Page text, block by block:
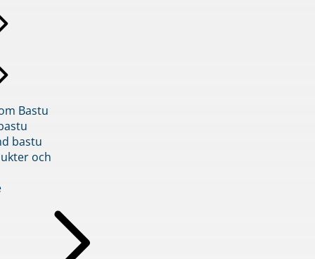
Bastu
bastu
och